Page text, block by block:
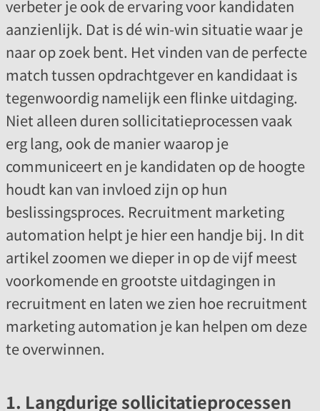
verbeter je ook de ervaring voor kandidaten
aanzienlijk. Dat is dé win-win situatie waar je
naar op zoek bent. Het vinden van de perfecte
match tussen opdrachtgever en kandidaat is
tegenwoordig namelijk een flinke uitdaging.
Niet alleen duren sollicitatieprocessen vaak
erg lang, ook de manier waarop je
communiceert en je kandidaten op de hoogte
houdt kan van invloed zijn op hun
beslissingsproces. Recruitment marketing
automation helpt je hier een handje bij. In dit
artikel zoomen we dieper in op de vijf meest
voorkomende en grootste uitdagingen in
recruitment en laten we zien hoe recruitment
marketing automation je kan helpen om deze
te overwinnen.
1. Langdurige sollicitatieprocessen